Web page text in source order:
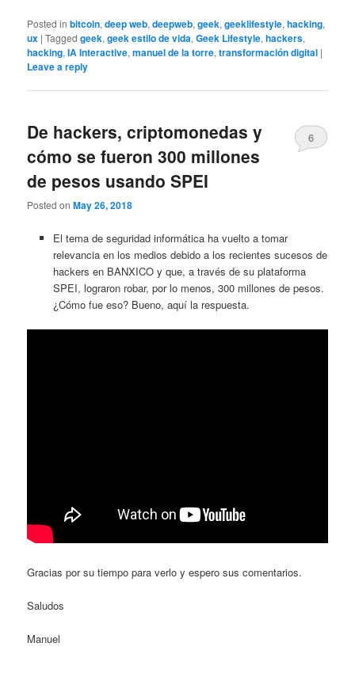
Posted in bitcoin,deep web,deepweb,geek,geeklifestyle,hacking,
ux |Tagged geek,geek estilo de vida,Geek Lifestyle,hackers,
hacking,IA Interactive,manuel de la torre,transformación digital |
Leave a reply
De hackers, criptomonedas y
cómo se fueron 300 millones
de pesos usando SPEI
Posted onMay 26, 2018
6
El tema de seguridad informática ha vuelto a tomar
relevancia en los medios debido a los recientes sucesos de
hackers en BANXICO y que, a través de su plataforma
SPEI, lograron robar, por lo menos, 300 millones de pesos.
¿Cómo fue eso? Bueno, aquí la respuesta.
Gracias por su tiempo para verlo y espero sus comentarios.
Saludos
Manuel